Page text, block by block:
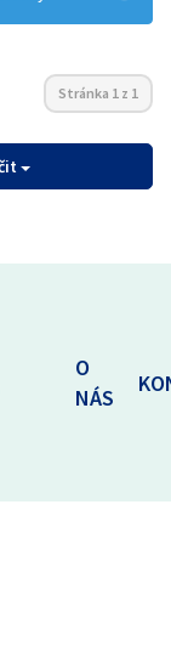
Stránka 1 z 1
O
NÁS